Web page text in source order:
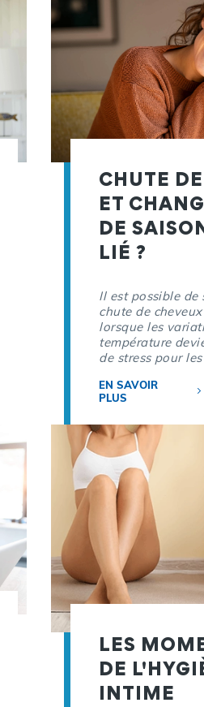
CHUTE
ET
DE
LIÉ ?
Il est possible de
chute de
lorsque les
température
de stress pour
EN SAVOIR
PLUS
LES
DE
INTIME